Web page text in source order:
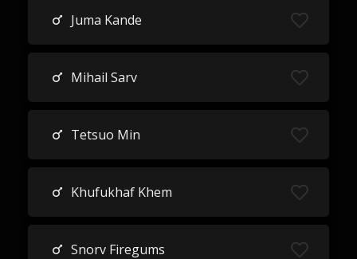
Juma Kande
Mihail Sarv
Tetsuo Min
Khufukhaf Khem
Snorv Firegums